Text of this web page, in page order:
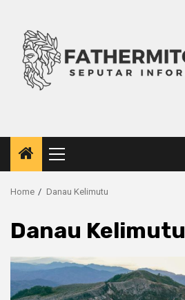
content
Primary
Menu
Home Danau Kelimutu
Danau Kelimutu